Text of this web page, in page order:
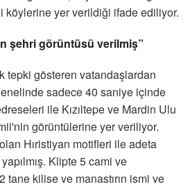
köylerine yer verildiği ifade ediliyor.
şehri görüntüsü verilmiş”
tepki gösteren vatandaşlardan
sadece 40 saniye içinde
ile Kızıltepe ve Mardin Ulu
görüntülerine yer veriliyor.
Hıristiyan motifleri ile adeta
Klipte 5 cami ve
tane kilise ve manastırın ismi ve